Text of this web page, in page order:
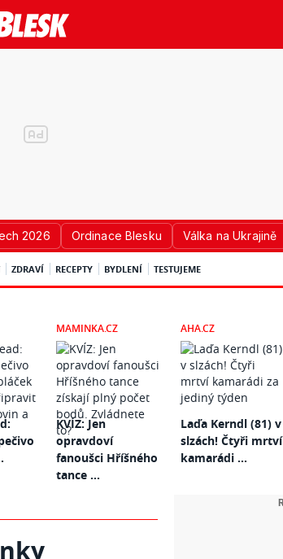
2026 Ordinace Blesku Válka na Ukrajině
ZDRAVÍ RECEPTY BYDLENÍ TESTUJEME
MAMINKA.CZ
KVÍZ: Jen
opravdoví
fanoušci Hříšného
tance ...
AHA.CZ
Laďa Kerndl (81) v
slzách! Čtyři mrtví
kamarádi ...